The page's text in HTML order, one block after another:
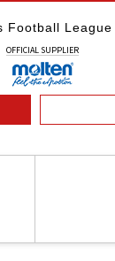
Football League
OFFICIAL SUPPLIER